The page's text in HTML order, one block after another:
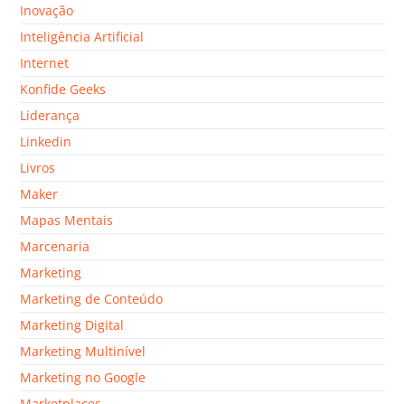
Inovação
Inteligência Artificial
Internet
Konfide Geeks
Liderança
Linkedin
Livros
Maker
Mapas Mentais
Marcenaria
Marketing
Marketing de Conteúdo
Marketing Digital
Marketing Multinível
Marketing no Google